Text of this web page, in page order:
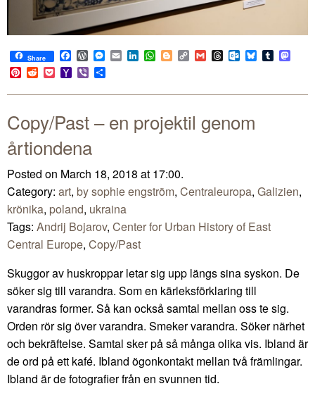
Share Facebook
WordPress
Messenger
EmailLinkedIn
WhatsApp
BloggerCopy
Link
GmailThreadsOutlook.com
BlueskyTumblr
Pinterest
RedditPocketYahoo
Mail
Viber
Copy/Past – en projektil genom
årtiondena
Posted on March 18, 2018 at 17:00.
Category: art, by sophie engström, Centraleuropa, Galizien,
krönika, poland, ukraina
Tags: Andrij Bojarov, Center for Urban History of East
Central Europe, Copy/Past
Skuggor av huskroppar letar sig upp längs sina syskon. De
söker sig till varandra. Som en kärleksförklaring till
varandras former. Så kan också samtal mellan oss te sig.
Orden rör sig över varandra. Smeker varandra. Söker närhet
och bekräftelse. Samtal sker på så många olika vis. Ibland är
de ord på ett kafé. Ibland ögonkontakt mellan två främlingar.
Ibland är de fotografier från en svunnen tid.